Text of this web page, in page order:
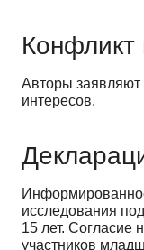
Конфликт
Авторы заявляют
интересов.
исследования
15 лет. Согласие
участников